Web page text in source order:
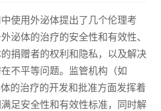
使用外泌体提出了几个伦理考
泌体的治疗的安全性和有效性、
捐赠者的权利和隐私，以及解决
不平等问题。监管机构（如
的治疗的开发和批准方面发挥着
足安全性和有效性标准，同时解